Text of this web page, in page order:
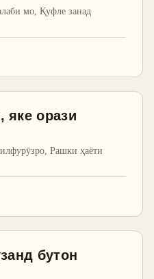
мо, Қуфле занад
орази
Рашки ҳаёти
бутон